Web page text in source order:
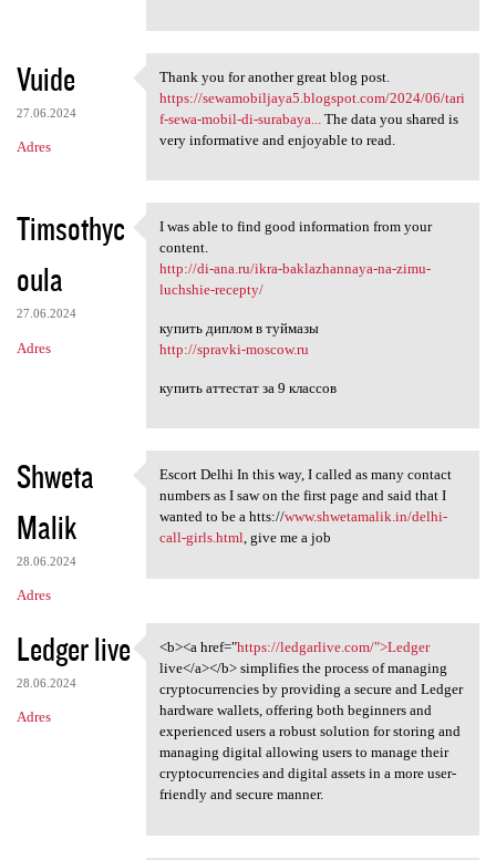
Vuide
27.06.2024
Adres
Thank you for another great
Thank you for another great blog post.
https://sewamobiljaya5.blogspot.com/2024/06/tari
f-sewa-mobil-di-surabaya...
The data you shared is
very informative and enjoyable to read.
Timsothyc
oula
27.06.2024
Adres
I was able to find good
I was able to find good information from your
content.
http://di-ana.ru/ikra-baklazhannaya-na-zimu-
luchshie-recepty/
купить диплом в туймазы
http://spravki-moscow.ru
купить аттестат за 9 классов
Shweta
Malik
28.06.2024
Adres
Escort Delhi In this way, I
Escort Delhi In this way, I called as many contact
numbers as I saw on the first page and said that I
wanted to be a htts://www.shwetamalik.in/delhi-
call-girls.html, give me a job
Ledger live
28.06.2024
Adres
<b><a href="https:/
<b><a href="https://ledgarlive.com/">Ledger
live</a></b> simplifies the process of managing
cryptocurrencies by providing a secure and Ledger
hardware wallets, offering both beginners and
experienced users a robust solution for storing and
managing digital allowing users to manage their
cryptocurrencies and digital assets in a more user-
friendly and secure manner.